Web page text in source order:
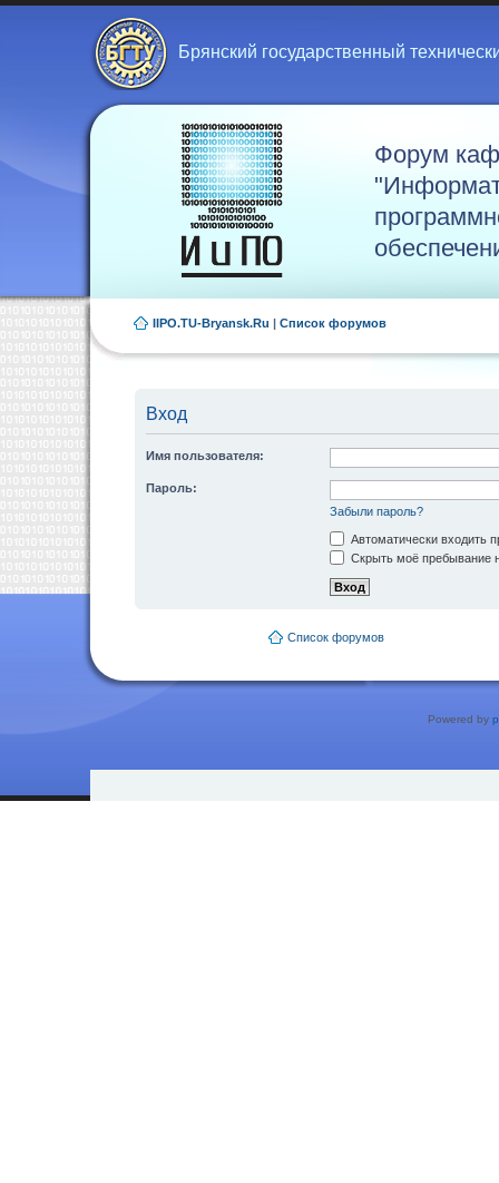
Брянский государственный
Форум
IIPO.TU-Bryansk.Ru | Список форумов
Вход
Имя пользователя:
Пароль:
Забыли пароль?
Автоматически входить
Скрыть моё пребывание
Список форумов
Powered by